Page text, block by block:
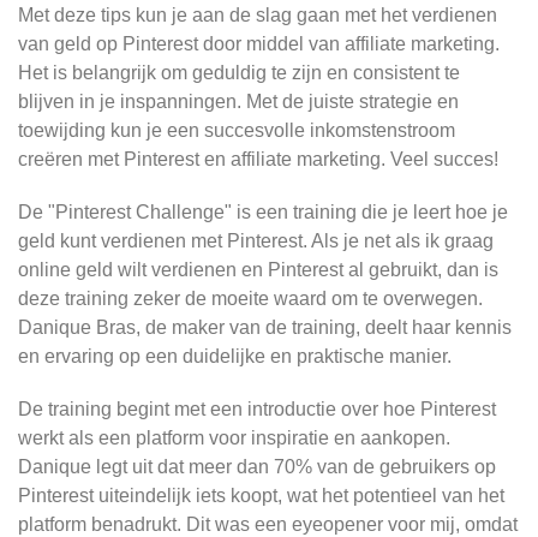
Met deze tips kun je aan de slag gaan met het verdienen
van geld op Pinterest door middel van affiliate marketing.
Het is belangrijk om geduldig te zijn en consistent te
blijven in je inspanningen. Met de juiste strategie en
toewijding kun je een succesvolle inkomstenstroom
creëren met Pinterest en affiliate marketing. Veel succes!
De "Pinterest Challenge" is een training die je leert hoe je
geld kunt verdienen met Pinterest. Als je net als ik graag
online geld wilt verdienen en Pinterest al gebruikt, dan is
deze training zeker de moeite waard om te overwegen.
Danique Bras, de maker van de training, deelt haar kennis
en ervaring op een duidelijke en praktische manier.
De training begint met een introductie over hoe Pinterest
werkt als een platform voor inspiratie en aankopen.
Danique legt uit dat meer dan 70% van de gebruikers op
Pinterest uiteindelijk iets koopt, wat het potentieel van het
platform benadrukt. Dit was een eyeopener voor mij, omdat